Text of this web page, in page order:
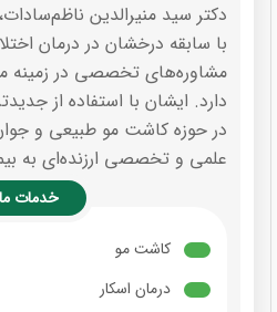
دکتر سید منیرالدین
با سابقه درخشان در درمان
مشاوره‌های تخصصی در زمینه
دارد. ایشان با استفاده از
در حوزه کاشت مو طبیعی و
علمی و تخصصی ارزنده‌ای به
خدمات ما
کاشت مو
درمان اسکار